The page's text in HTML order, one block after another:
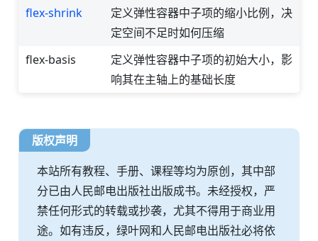
flex-shrink
定义弹性容器中子项的缩小比例，决
定空间不足时如何压缩
flex-basis
定义弹性容器中子项的初始大小，影
响其在主轴上的基础长度
版权声明
本站所有教程、手册、课程等均为原创，其中部
分已由人民邮电出版社出版成书。未经授权，严
禁任何形式的转载或抄袭，尤其不得用于商业用
途。如有违反，绿叶网和人民邮电出版社必将依